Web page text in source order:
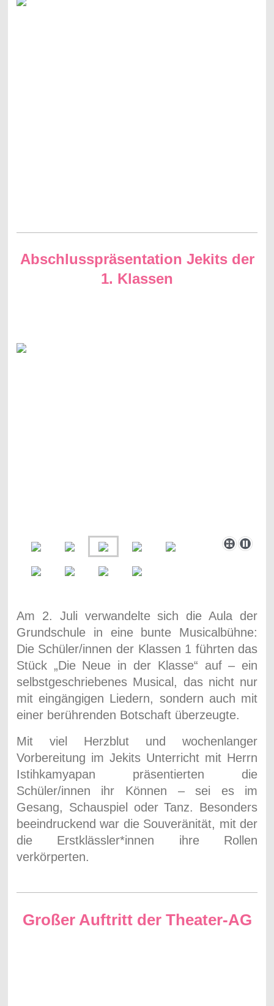
Abschlusspräsentation Jekits der
1. Klassen
Am 2. Juli verwandelte sich die Aula der
Grundschule in eine bunte Musicalbühne:
Die Schüler/innen der Klassen 1 führten das
Stück „Die Neue in der Klasse“ auf – ein
selbstgeschriebenes Musical, das nicht nur
mit eingängigen Liedern, sondern auch mit
einer berührenden Botschaft überzeugte.
Mit viel Herzblut und wochenlanger
Vorbereitung im Jekits Unterricht mit Herrn
Istihkamyapan präsentierten die
Schüler/innen ihr Können – sei es im
Gesang, Schauspiel oder Tanz. Besonders
beeindruckend war die Souveränität, mit der
die Erstklässler*innen ihre Rollen
verkörperten.
Großer Auftritt der Theater-AG